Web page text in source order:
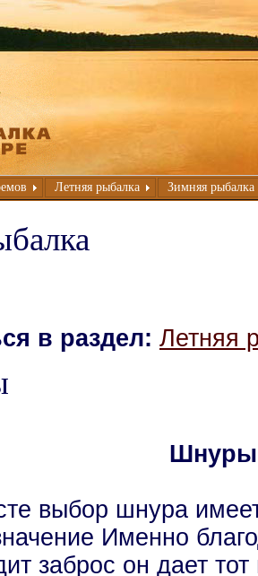
Летняя рыбалка Зимняя рыбалка
в раздел: Летняя
Шнуры
выбор шнура
Именно
заброс он дает